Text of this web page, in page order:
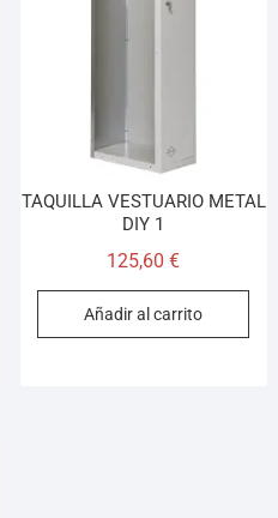
TAQUILLA VESTUARIO METAL
DIY 1
125,60€
Añadir al carrito